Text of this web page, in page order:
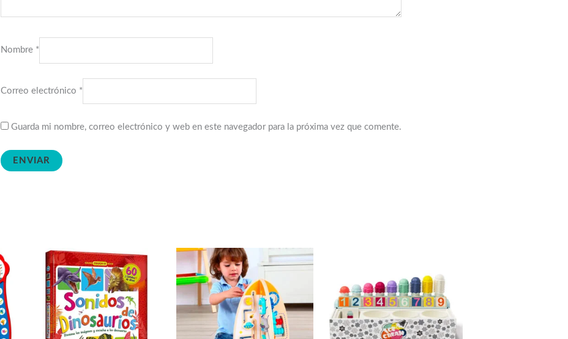
Nombre *
Correo electrónico *
Guarda mi nombre, correo electrónico y web en este navegador para la próxima vez que comente.